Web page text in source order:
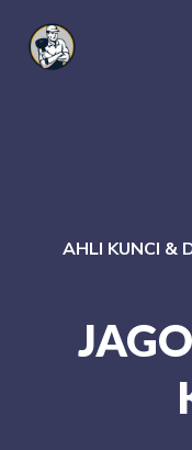
AHLI KUNCI &